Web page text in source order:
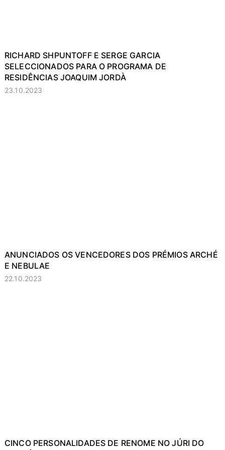
RICHARD SHPUNTOFF E SERGE GARCIA
SELECCIONADOS PARA O PROGRAMA DE
RESIDÊNCIAS JOAQUIM JORDÀ
23.10.2023
ANUNCIADOS OS VENCEDORES DOS PRÉMIOS ARCHÉ
E NEBULAE
22.10.2023
CINCO PERSONALIDADES DE RENOME NO JÚRI DO